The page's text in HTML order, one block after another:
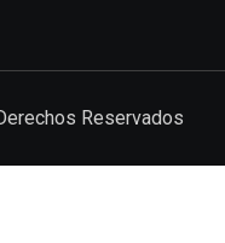
Reservados